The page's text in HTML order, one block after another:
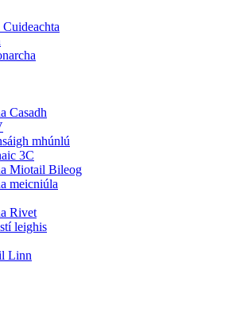
Casadh
mhúnlú
3C
Miotail Bileog
meicniúla
Rivet
leighis
Linn